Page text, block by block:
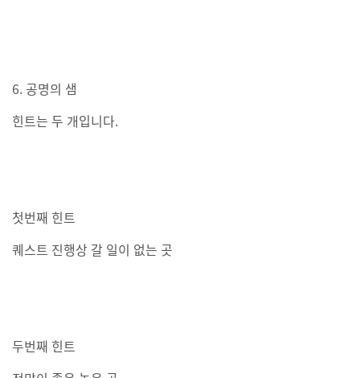
6. 공명의 샘
힌트는 두 개입니다.
첫번째 힌트
퀘스트 진행상 갈 일이 없는 곳
두번째 힌트